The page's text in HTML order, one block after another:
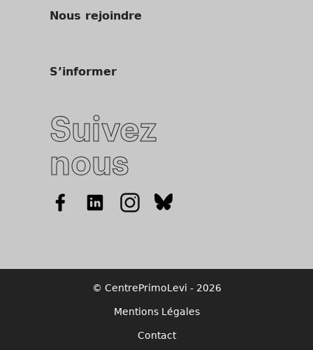
Nous rejoindre
S’informer
Suivez
nous
© CentrePrimoLevi - 2026
Mentions Légales
Contact